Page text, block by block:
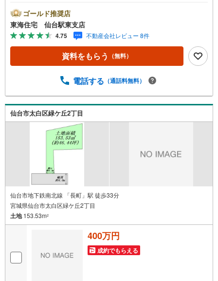
談ください * 未掲載物件のご提案・ご案内も可能です * ア
ピールポイント *■建築条件付き土地の場合、建てる家は注
文住宅と同じく、 敷地条件に合わせて自由に間取りや仕
様を決められます ■お客様のご希望に合わせて、イメージ
プラン＆総予算をご提案します。■建物のご予算等、ご相談
承ります 周辺環境 *・東四郎丸小学校:徒歩10分・袋原中学
ーパー袋原店:車5分 お問い合わせについて *・当日のご予
ちろん、メールでのご相談、資料請求も大歓迎です ⇒お電
話に抵抗がある方も安心してお問い合わせください
ゴールド推奨店
東海住宅 仙台駅東支店
4.75 不動産会社レビュー 8件
資料をもらう （無料）
電話する （通話料無料）
仙台市太白区緑ケ丘2丁目
仙台市地下鉄南北線 「長町」駅 徒歩33分
宮城県仙台市太白区緑ケ丘2丁目
土地153.53m2
400万円
成約でもらえる